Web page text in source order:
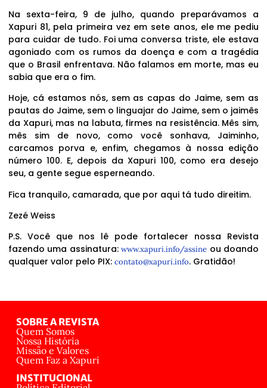
Na sexta-feira, 9 de julho, quando preparávamos a
Xapuri 81, pela primeira vez em sete anos, ele me pediu
para cuidar de tudo. Foi uma conversa triste, ele estava
agoniado com os rumos da doença e com a tragédia
que o Brasil enfrentava. Não falamos em morte, mas eu
sabia que era o fim.
Hoje, cá estamos nós, sem as capas do Jaime, sem as
pautas do Jaime, sem o linguajar do Jaime, sem o jaimês
da Xapuri, mas na labuta, firmes na resistência. Mês sim,
mês sim de novo, como você sonhava, Jaiminho,
carcamos porva e, enfim, chegamos à nossa edição
número 100. E, depois da Xapuri 100, como era desejo
seu, a gente segue esperneando.
Fica tranquilo, camarada, que por aqui tá tudo direitim.
Zezé Weiss
P.S. Você que nos lê pode fortalecer nossa Revista
fazendo uma assinatura:www.xapuri.info/assine ou doando
qualquer valor pelo PIX: contato@xapuri.info. Gratidão!
SOBRE A REVISTA
Quem Somos
Nossa História
Missão e Valores
Quem Faz a Xapuri
INSTITUCIONAL